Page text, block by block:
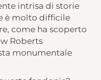
intrisa di storie
è molto difficile
come ha scoperto
Roberts
monumentale